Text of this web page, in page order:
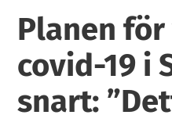
Planen
covid-19 i
snart: